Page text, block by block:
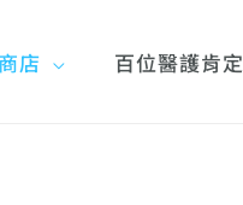
店 百位醫護肯定